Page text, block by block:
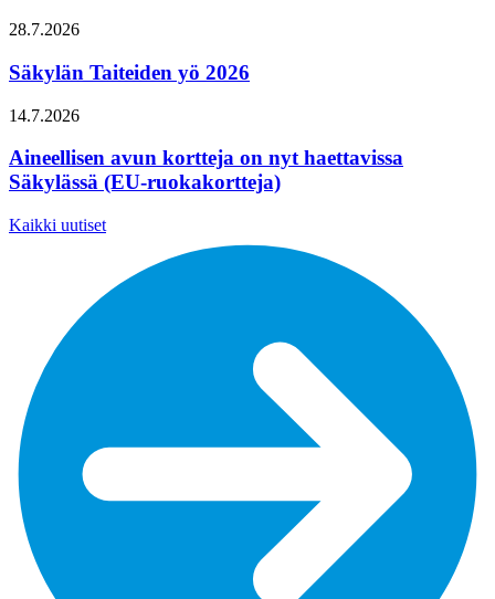
28.7.2026
Säkylän Taiteiden yö 2026
14.7.2026
Aineellisen avun kortteja on nyt haettavissa
Säkylässä (EU-ruokakortteja)
Kaikki uutiset